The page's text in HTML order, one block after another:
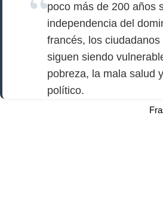
poco más de 200 años
independencia del
francés, los ciudadanos
siguen siendo
pobreza, la mala salud
político.